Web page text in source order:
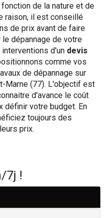
de la nature et de
raison, il est conseillé
de prix avant de faire
dépannage de votre
d'un devis
comme vos
de dépannage sur
Marne (77). L'objectif est
d'avance le coût
définir votre budget. En
toujours des
prix.
7j !